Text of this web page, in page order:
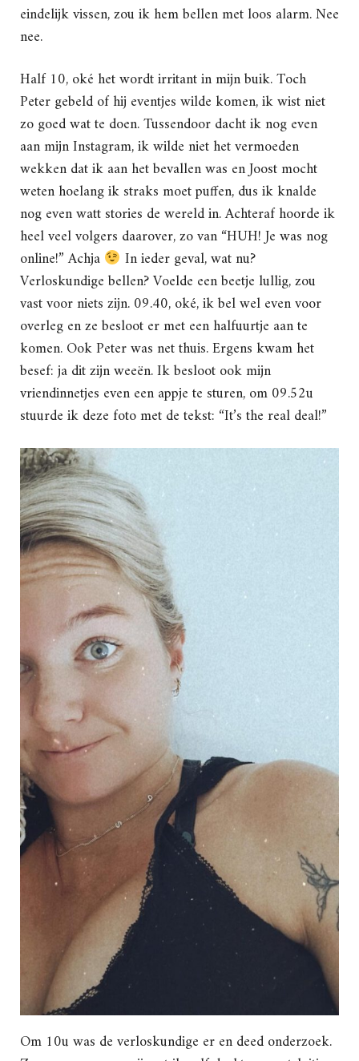
eindelijk vissen, zou ik hem bellen met loos alarm. Nee
nee.
Half 10, oké het wordt irritant in mijn buik. Toch
Peter gebeld of hij eventjes wilde komen, ik wist niet
zo goed wat te doen. Tussendoor dacht ik nog even
aan mijn Instagram, ik wilde niet het vermoeden
wekken dat ik aan het bevallen was en Joost mocht
weten hoelang ik straks moet puffen, dus ik knalde
nog even watt stories de wereld in. Achteraf hoorde ik
heel veel volgers daarover, zo van “HUH! Je was nog
online!” Achja
In ieder geval, wat nu?
Verloskundige bellen? Voelde een beetje lullig, zou
vast voor niets zijn. 09.40, oké, ik bel wel even voor
overleg en ze besloot er met een halfuurtje aan te
komen. Ook Peter was net thuis. Ergens kwam het
besef: ja dit zijn weeën. Ik besloot ook mijn
vriendinnetjes even een appje te sturen, om 09.52u
stuurde ik deze foto met de tekst: “It’s the real deal!”
Om 10u was de verloskundige er en deed onderzoek.